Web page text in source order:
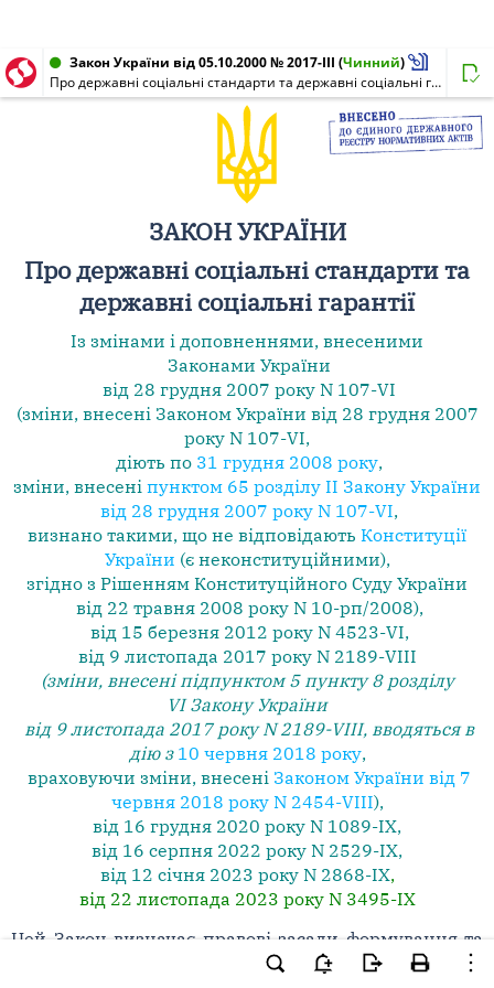
Закон України від 05.10.2000 № 2017-III (Чинний)
Про державні соціальні стандарти та державні соціальні гарантії